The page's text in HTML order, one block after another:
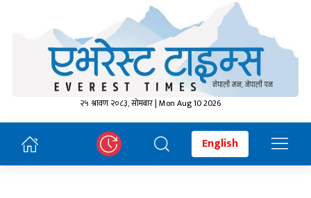
२५ श्रावण २०८३, सोमबार | Mon Aug 10 2026
English